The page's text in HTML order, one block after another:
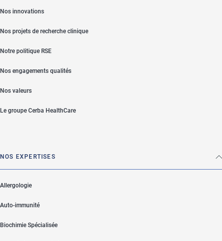
Nos innovations
Nos projets de recherche clinique
Notre politique RSE
Nos engagements qualités
Nos valeurs
Le groupe Cerba HealthCare
NOS EXPERTISES
Allergologie
Auto-immunité
Biochimie Spécialisée